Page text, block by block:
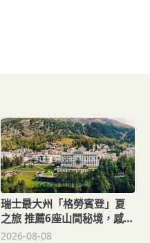
瑞士最大州「格勞賓登」夏
之旅 推薦6座山間秘境，感受
不同阿爾卑斯療癒度假風
2026-08-08